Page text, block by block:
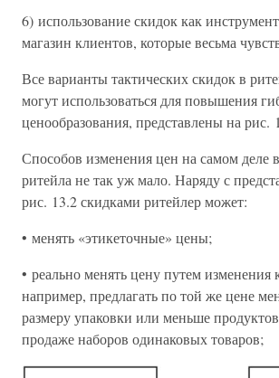
6) использование скидок как
магазин клиентов, которые весьма
Все варианты тактических скидок в
могут использоваться для повышения
ценообразования, представлены на рис.
Способов изменения цен на самом деле
ритейла не так уж мало. Наряду с
рис. 13.2 скидками ритейлер может:
• менять «этикеточные» цены;
• реально менять цену путем изменения
например, предлагать по той же цене
размеру упаковки или меньше
продаже наборов одинаковых товаров;